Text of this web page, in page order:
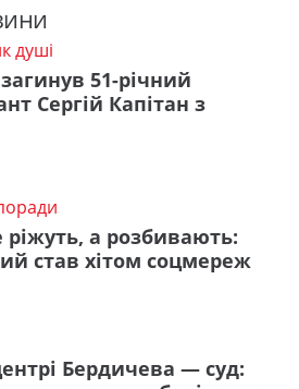
душі
51-річний
Сергій Капітан з
ріжуть, а розбивають:
став хітом соцмереж
Бердичева — суд: